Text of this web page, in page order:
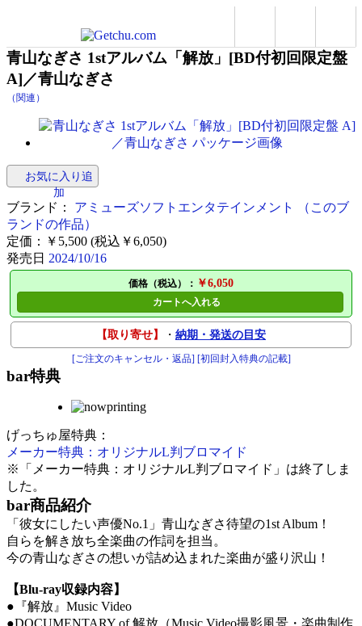
青山なぎさ 1stアルバム「解放」[BD付初回限定盤
A]／青山なぎさ
（関連）
お気に入り追
加
ブランド： アミューズソフトエンタテインメント
（このブ
ランドの作品）
定価：￥5,500 (税込￥6,050)
発売日 2024/10/16
価格（税込）： ￥6,050
カートへ入れる
【取り寄せ】 ・ 納期・発送の目安
[ご注文のキャンセル・返品] [初回封入特典の記載]
bar特典
げっちゅ屋特典：
メーカー特典：オリジナルL判ブロマイド
※「メーカー特典：オリジナルL判ブロマイド」は終了しま
した。
bar商品紹介
「彼女にしたい声優No.1」青山なぎさ待望の1st Album！
自らを解き放ち全楽曲の作詞を担当。
今の青山なぎさの想いが詰め込まれた楽曲が盛り沢山！
【Blu-ray収録内容】
●『解放』Music Video
●DOCUMENTARY of 解放（Music Video撮影風景・楽曲制作